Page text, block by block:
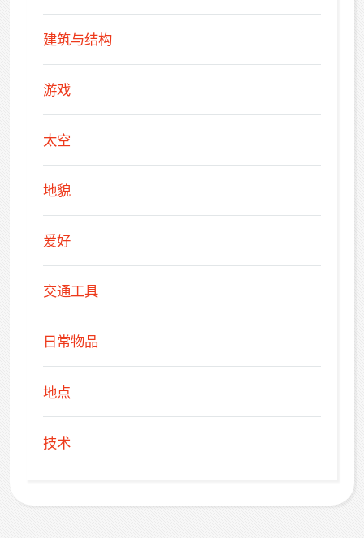
建筑与结构
游戏
太空
地貌
爱好
交通工具
日常物品
地点
技术